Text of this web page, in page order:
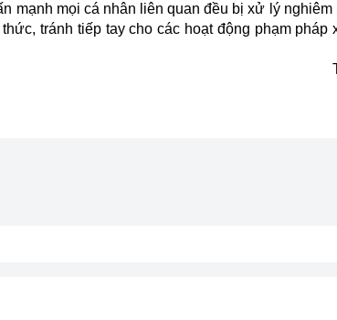
mạnh mọi cá nhân liên quan đều bị xử lý nghiêm
tránh tiếp tay cho các hoạt động phạm pháp